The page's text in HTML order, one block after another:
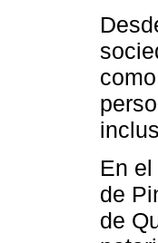
En
de
de